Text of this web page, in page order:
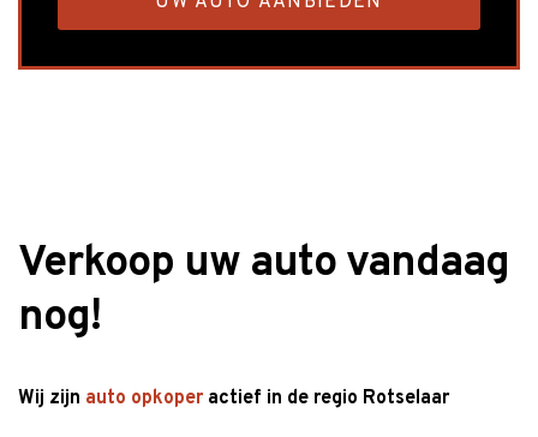
Verkoop uw auto vandaag
nog!
Wij zijn auto opkoper actief in de regio Rotselaar